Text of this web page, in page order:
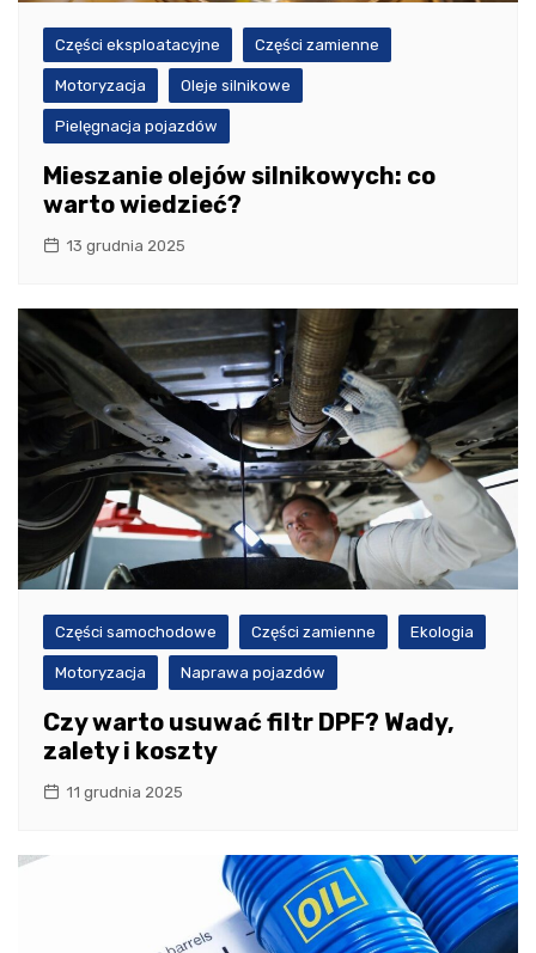
Części eksploatacyjne Części zamienne
Motoryzacja Oleje silnikowe
Pielęgnacja pojazdów
Mieszanie olejów silnikowych: co
warto wiedzieć?
13 grudnia 2025
Części samochodowe Części zamienne Ekologia
Motoryzacja Naprawa pojazdów
Czy warto usuwać filtr DPF? Wady,
zalety i koszty
11 grudnia 2025